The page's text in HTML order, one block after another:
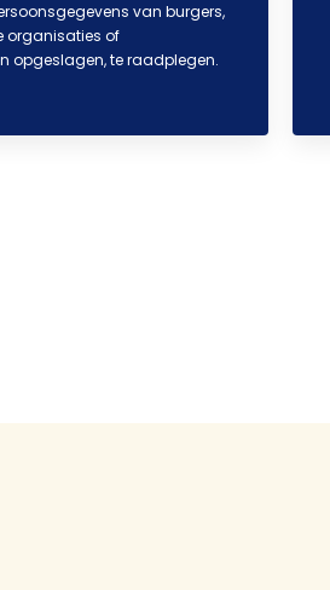
van burgers,
organisaties of
opgeslagen, te raadplegen.